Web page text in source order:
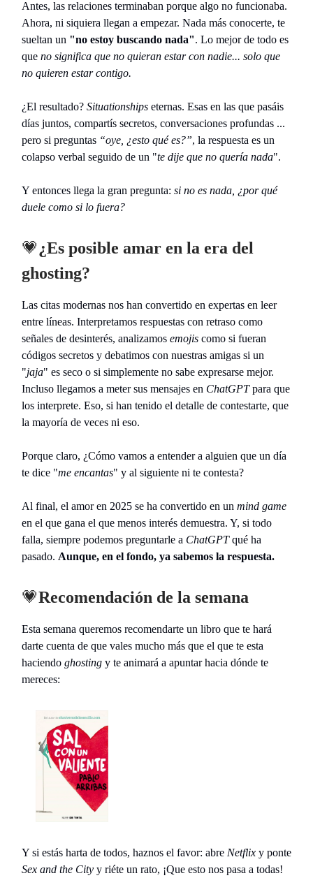
Antes, las relaciones terminaban porque algo no funcionaba.
Ahora, ni siquiera llegan a empezar. Nada más conocerte, te
sueltan un "no estoy buscando nada". Lo mejor de todo es
que no significa que no quieran estar con nadie... solo que
no quieren estar contigo.
¿El resultado? Situationships eternas. Esas en las que pasáis
días juntos, compartís secretos, conversaciones profundas ...
pero si preguntas “oye, ¿esto qué es?”, la respuesta es un
colapso verbal seguido de un "te dije que no quería nada".
Y entonces llega la gran pregunta: si no es nada, ¿por qué
duele como si lo fuera?
💗¿Es posible amar en la era del
ghosting?
Las citas modernas nos han convertido en expertas en leer
entre líneas. Interpretamos respuestas con retraso como
señales de desinterés, analizamos emojis como si fueran
códigos secretos y debatimos con nuestras amigas si un
"jaja" es seco o si simplemente no sabe expresarse mejor.
Incluso llegamos a meter sus mensajes en ChatGPTpara que
los interprete. Eso, si han tenido el detalle de contestarte, que
la mayoría de veces ni eso.
Porque claro, ¿Cómo vamos a entender a alguien que un día
te dice "me encantas" y al siguiente ni te contesta?
Al final, el amor en 2025 se ha convertido en un mind game
en el que gana el que menos interés demuestra. Y, si todo
falla, siempre podemos preguntarle a ChatGPTqué ha
pasado. Aunque, en el fondo, ya sabemos la respuesta.
💗Recomendación de la semana
Esta semana queremos recomendarte un libro que te hará
darte cuenta de que vales mucho más que el que te esta
haciendo ghosting y te animará a apuntar hacia dónde te
mereces:
Y si estás harta de todos, haznos el favor: abre Netflix y ponte
Sex and the City y riéte un rato, ¡Que esto nos pasa a todas!